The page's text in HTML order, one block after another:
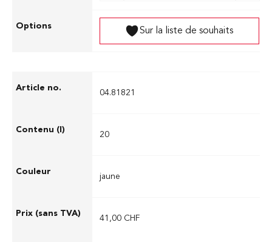
Sur la liste de souhaits
04.81821
20
jaune
41,00 CHF